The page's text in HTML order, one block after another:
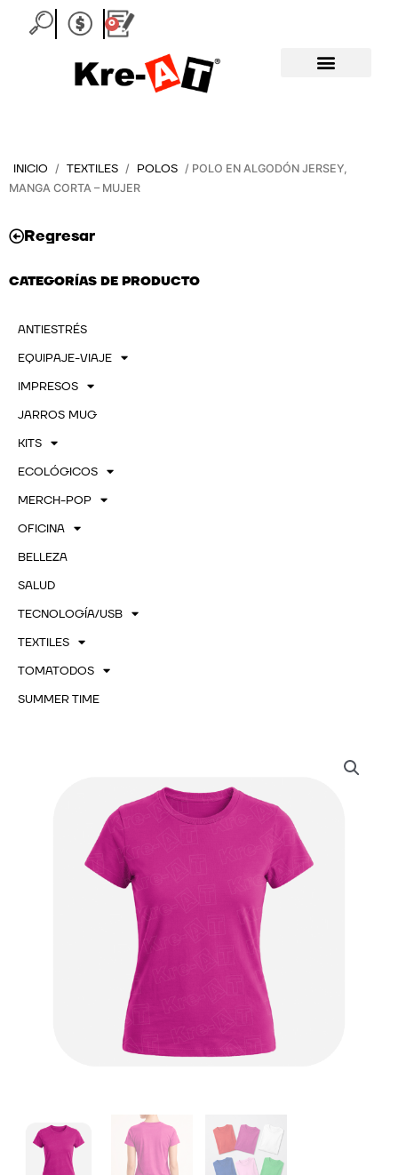
0
Carrito
INICIO / TEXTILES / POLOS / POLO EN ALGODÓN JERSEY,
MANGA CORTA – MUJER
Regresar
CATEGORÍAS DE PRODUCTO
ANTIESTRÉS
EQUIPAJE-VIAJE
IMPRESOS
JARROS MUG
KITS
ECOLÓGICOS
MERCH-POP
OFICINA
BELLEZA
SALUD
TECNOLOGÍA/USB
TEXTILES
TOMATODOS
SUMMER TIME